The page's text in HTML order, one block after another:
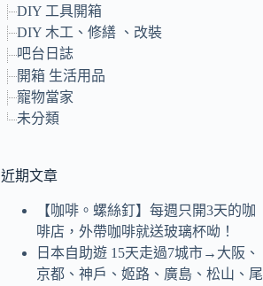
DIY 工具開箱
DIY 木工、修繕 、改裝
吧台日誌
開箱 生活用品
寵物當家
未分類
近期文章
【咖啡。螺絲釘】每週只開3天的咖
啡店，外帶咖啡就送玻璃杯呦！
日本自助遊 15天走過7城市→大阪、
京都、神戶、姬路、廣島、松山、尾